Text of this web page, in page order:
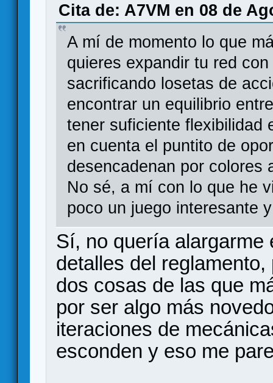
Cita de: A7VM en 08 de
A mí de momento lo que
quieres expandir tu red
sacrificando losetas de
encontrar un equilibrio
tener suficiente flexibilidad
en cuenta el puntito de
desencadenan por colores
No sé, a mí con lo que he
poco un juego interesante
Sí, no quería alargarme
detalles del
dos cosas de las que
por ser algo más
iteraciones de
esconden y eso me